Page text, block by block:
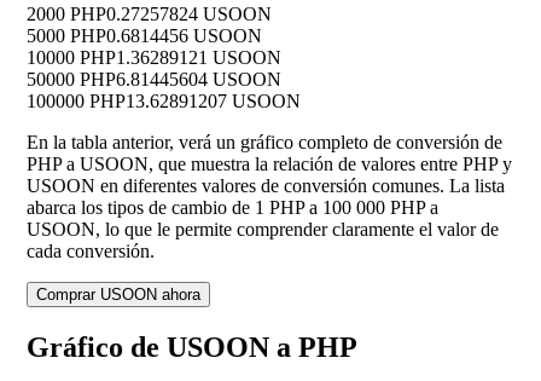
2000 PHP0.27257824 USOON
5000 PHP0.6814456 USOON
10000 PHP1.36289121 USOON
50000 PHP6.81445604 USOON
100000 PHP13.62891207 USOON
En la tabla anterior, verá un gráfico completo de conversión de
PHP a USOON, que muestra la relación de valores entre PHP y
USOON en diferentes valores de conversión comunes. La lista
abarca los tipos de cambio de 1 PHP a 100 000 PHP a
USOON, lo que le permite comprender claramente el valor de
cada conversión.
Comprar USOON ahora
Gráfico de USOON a PHP